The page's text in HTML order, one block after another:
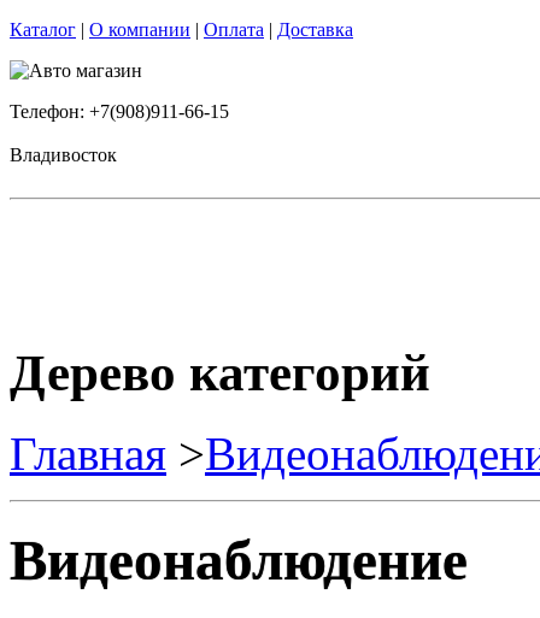
Каталог | О компании | Оплата | Доставка
Телефон: +7(908)911-66-15
Владивосток
Дерево категорий
Главная >
Видеонаблюдение